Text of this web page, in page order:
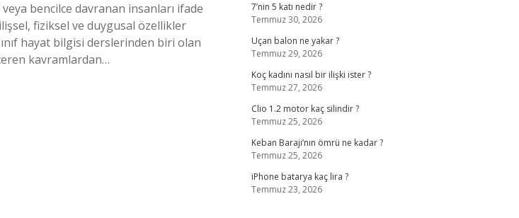
bencilce davranan insanları ifade
fiziksel ve duygusal özellikler
hayat bilgisi derslerinden biri olan
kavramlardan…
7’nin 5 katı nedir ?
Temmuz 30, 2026
Uçan balon ne yakar ?
Temmuz 29, 2026
Koç kadını nasıl bir ilişki ister ?
Temmuz 27, 2026
Clio 1.2 motor kaç silindir ?
Temmuz 25, 2026
Keban Barajı’nın ömrü ne kadar ?
Temmuz 25, 2026
iPhone batarya kaç lira ?
Temmuz 23, 2026